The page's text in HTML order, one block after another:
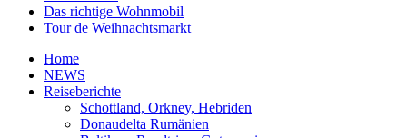
Das richtige Wohnmobil
Tour de Weihnachtsmarkt
Home
NEWS
Reiseberichte
Schottland, Orkney, Hebriden
Donaudelta Rumänien